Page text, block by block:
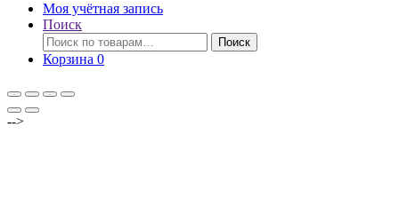
Моя учётная запись
Поиск
Искать:
Поиск
Корзина 0
-->